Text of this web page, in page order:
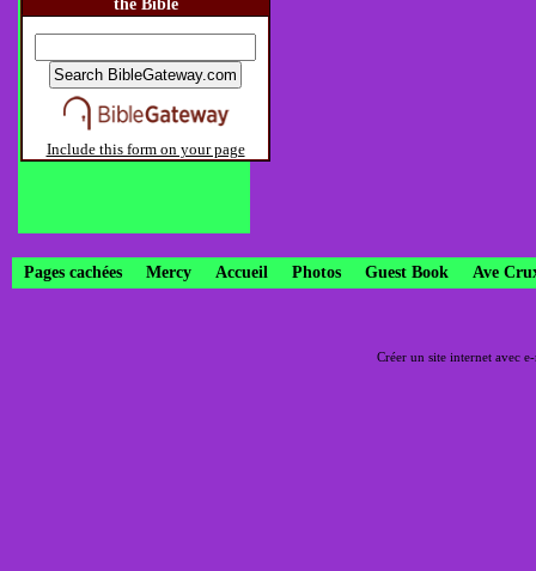
the Bible
Include this form on your page
Pages cachées Mercy Accueil Photos Guest Book Ave
Créer un site internet avec